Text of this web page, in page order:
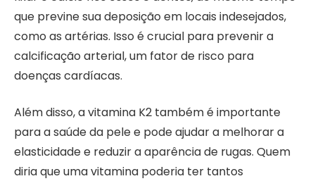
que previne sua deposição em locais indesejados,
como as artérias. Isso é crucial para prevenir a
calcificação arterial, um fator de risco para
doenças cardíacas.
Além disso, a vitamina K2 também é importante
para a saúde da pele e pode ajudar a melhorar a
elasticidade e reduzir a aparência de rugas. Quem
diria que uma vitamina poderia ter tantos